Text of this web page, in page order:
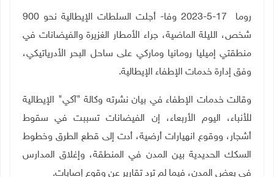
روما 17-5-2023 وفا- أجلت السلطات الإيطالية نحو 900
شخص، الليلة الماضية، جراء الأمطار الغزيرة والفيضانات في
منطقتي إميليا رومانيا وماركي على ساحل البحر الأدرياتيكي،
وفق إدارة خدمات الإطفاء الإيطالية.
وقالت خدمات الإطفاء في بيان نشرته وكالة "آكي" الإيطالية
للأنباء، اليوم الأربعاء، إن الفيضانات تسببت في سقوط
أشجار، ووقوع انهيارات أرضية، أدت إلى قطع الطرق وخطوط
السكك الحديدية بين المدن في المنطقة، وإغلاق المدارس
في بعض المدن، فيما لم ترد تقارير عن وقوع إصابات.